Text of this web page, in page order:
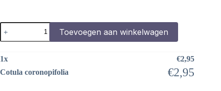
Cotula
coronopifolia
aantal
Toevoegen aan winkelwagen
1x €2,95
Cotula coronopifolia
€2,95